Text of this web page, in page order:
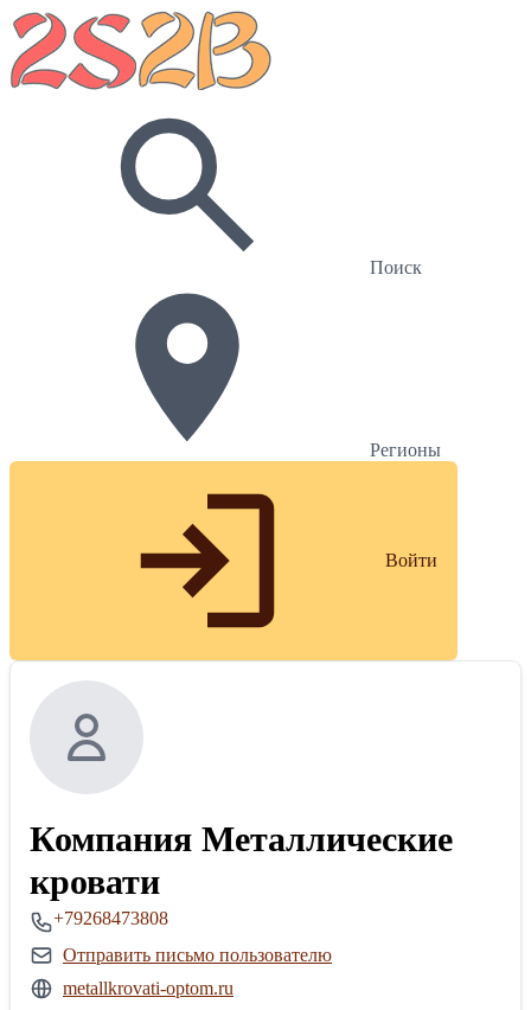
Поиск
Регионы
Войти
Компания Металлические
кровати
+79268473808
Отправить письмо пользователю
metallkrovati-optom.ru